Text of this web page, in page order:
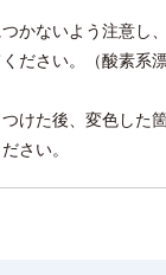
かないよう注意し
ださい。（酸素系
けた後、変色した
さい。